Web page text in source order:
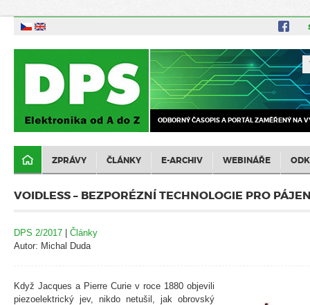
ODBORNÝ ČASOPIS A PORTÁL ZAMĚŘENÝ NA
ZPRÁVY ČLÁNKY E-ARCHIV WEBINÁŘE
VOIDLESS – BEZPORÉZNÍ TECHNOLOGIE PRO
DPS 2/2017 | Články
Autor: Michal Duda
Když Jacques a Pierre Curie v roce 1880 objevili
piezoelektrický jev, nikdo netušil, jak obrovský